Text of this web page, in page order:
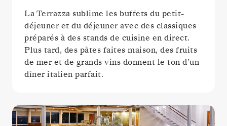
La Terrazza sublime les buffets du petit-
déjeuner et du déjeuner avec des classiques
préparés à des stands de cuisine en direct.
Plus tard, des pâtes faites maison, des fruits
de mer et de grands vins donnent le ton d’un
dîner italien parfait.